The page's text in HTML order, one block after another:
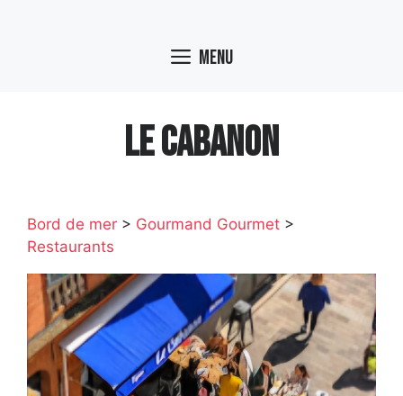
Menu
LE CABANON
Bord de mer > Gourmand Gourmet >
Restaurants